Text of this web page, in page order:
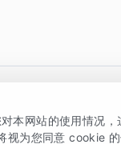
相关说明 京ICP备
本网站的使用情况
视为您同意 cookie 的